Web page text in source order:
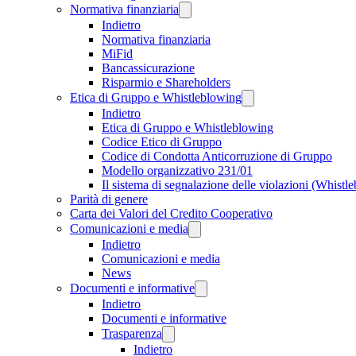
Normativa finanziaria
Indietro
Normativa finanziaria
MiFid
Bancassicurazione
Risparmio e Shareholders
Etica di Gruppo e Whistleblowing
Indietro
Etica di Gruppo e Whistleblowing
Codice Etico di Gruppo
Codice di Condotta Anticorruzione di Gruppo
Modello organizzativo 231/01
Il sistema di segnalazione delle violazioni
Parità di genere
Carta dei Valori del Credito Cooperativo
Comunicazioni e media
Indietro
Comunicazioni e media
News
Documenti e informative
Indietro
Documenti e informative
Trasparenza
Indietro